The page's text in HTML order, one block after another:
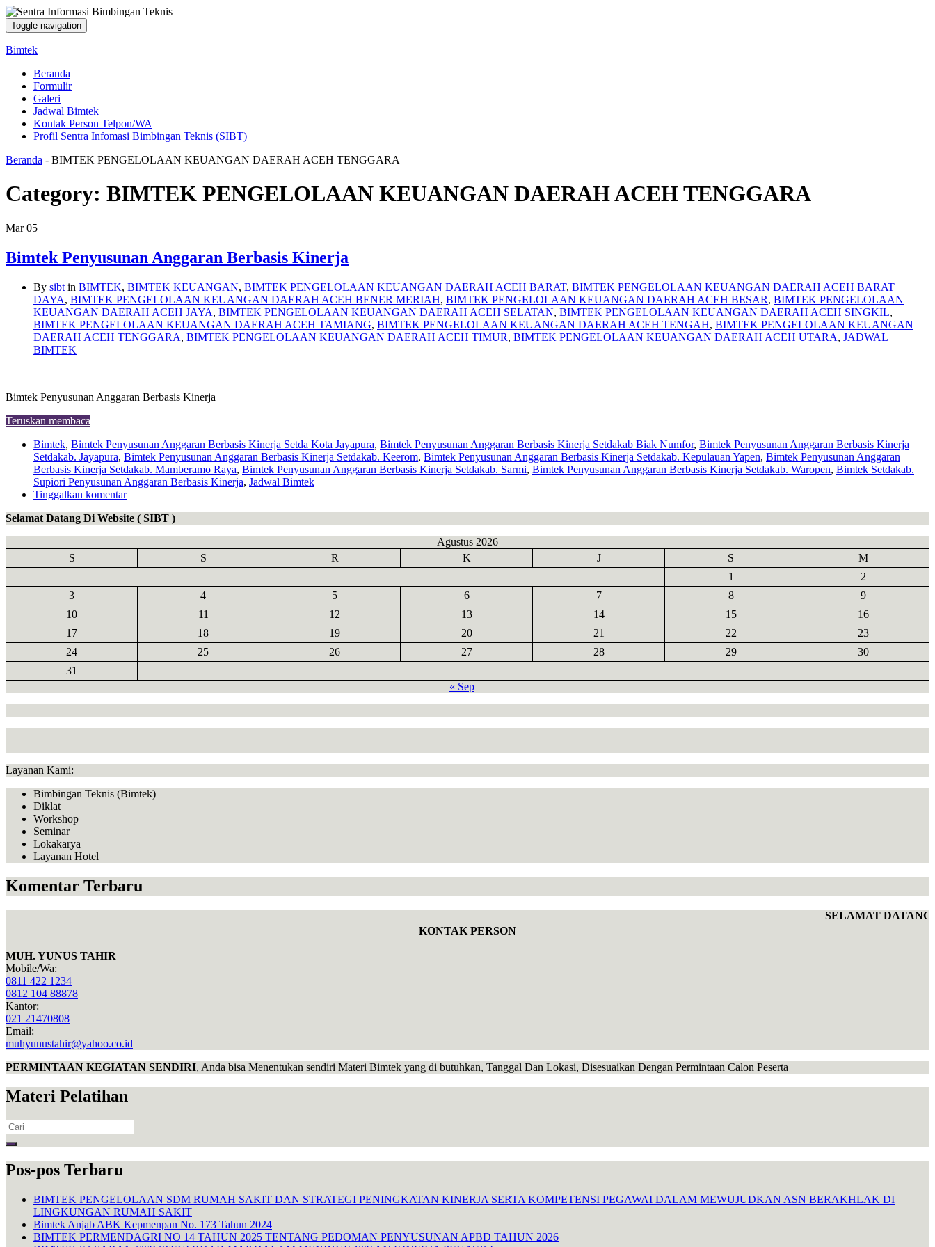
Toggle navigation
Bimtek
Beranda
Formulir
Galeri
Jadwal Bimtek
Kontak Person Telpon/WA
Profil Sentra Infomasi Bimbingan Teknis (SIBT)
Beranda - BIMTEK PENGELOLAAN KEUANGAN DAERAH ACEH TENGGARA
Category: BIMTEK PENGELOLAAN KEUANGAN DAERAH ACEH TENGGARA
Mar 05
Bimtek Penyusunan Anggaran Berbasis Kinerja
By sibt in BIMTEK, BIMTEK KEUANGAN, BIMTEK PENGELOLAAN KEUANGAN DAERAH ACEH BARAT, BIMTEK PENGELOLAAN KEUANGAN DAERAH ACEH BARAT
DAYA, BIMTEK PENGELOLAAN KEUANGAN DAERAH ACEH BENER MERIAH, BIMTEK PENGELOLAAN KEUANGAN DAERAH ACEH BESAR, BIMTEK PENGELOLAAN
KEUANGAN DAERAH ACEH JAYA, BIMTEK PENGELOLAAN KEUANGAN DAERAH ACEH SELATAN, BIMTEK PENGELOLAAN KEUANGAN DAERAH ACEH SINGKIL,
BIMTEK PENGELOLAAN KEUANGAN DAERAH ACEH TAMIANG, BIMTEK PENGELOLAAN KEUANGAN DAERAH ACEH TENGAH, BIMTEK PENGELOLAAN KEUANGAN
DAERAH ACEH TENGGARA, BIMTEK PENGELOLAAN KEUANGAN DAERAH ACEH TIMUR, BIMTEK PENGELOLAAN KEUANGAN DAERAH ACEH UTARA, JADWAL
BIMTEK
Bimtek Penyusunan Anggaran Berbasis Kinerja
Teruskan membaca
Bimtek, Bimtek Penyusunan Anggaran Berbasis Kinerja Setda Kota Jayapura, Bimtek Penyusunan Anggaran Berbasis Kinerja Setdakab Biak Numfor, Bimtek Penyusunan Anggaran Berbasis Kinerja
Setdakab. Jayapura, Bimtek Penyusunan Anggaran Berbasis Kinerja Setdakab. Keerom, Bimtek Penyusunan Anggaran Berbasis Kinerja Setdakab. Kepulauan Yapen, Bimtek Penyusunan Anggaran
Berbasis Kinerja Setdakab. Mamberamo Raya, Bimtek Penyusunan Anggaran Berbasis Kinerja Setdakab. Sarmi, Bimtek Penyusunan Anggaran Berbasis Kinerja Setdakab. Waropen, Bimtek Setdakab.
Supiori Penyusunan Anggaran Berbasis Kinerja, Jadwal Bimtek
Tinggalkan komentar
Selamat Datang Di Website ( SIBT )
Agustus 2026
S
S R K J S
M
1
2
3
4 5 6 7 8
9
10
11 12 13 14 15
16
17
18 19 20 21 22
23
24
25 26 27 28 29
30
31
« Sep
Layanan Kami:
Bimbingan Teknis (Bimtek)
Diklat
Workshop
Seminar
Lokakarya
Layanan Hotel
Komentar Terbaru
SELAMAT DATANG
KONTAK PERSON
MUH. YUNUS TAHIR
Mobile/Wa:
0811 422 1234
0812 104 88878
Kantor:
021 21470808
Email:
muhyunustahir@yahoo.co.id
PERMINTAAN KEGIATAN SENDIRI, Anda bisa Menentukan sendiri Materi Bimtek yang di butuhkan, Tanggal Dan Lokasi, Disesuaikan Dengan Permintaan Calon Peserta
Materi Pelatihan
Search
for:
Pos-pos Terbaru
BIMTEK PENGELOLAAN SDM RUMAH SAKIT DAN STRATEGI PENINGKATAN KINERJA SERTA KOMPETENSI PEGAWAI DALAM MEWUJUDKAN ASN BERAKHLAK DI
LINGKUNGAN RUMAH SAKIT
Bimtek Anjab ABK Kepmenpan No. 173 Tahun 2024
BIMTEK PERMENDAGRI NO 14 TAHUN 2025 TENTANG PEDOMAN PENYUSUNAN APBD TAHUN 2026